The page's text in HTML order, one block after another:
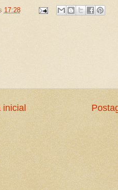
17:28
inicial